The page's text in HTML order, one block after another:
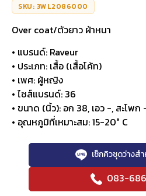
SKU: 3WL2086000
Over coat/ตัวยาว ผ้าหนา
• แบรนด์: Raveur
• ประเภท: เสื้อ (เสื้อโค้ท)
• เพศ: ผู้หญิง
• ไซส์แบรนด์: 36
• ขนาด (นิ้ว): อก 38, เอว -, สะโพก
• อุณหภูมิที่เหมาะสม: 15-20° C
เช็กคิวชุดว่าง
083-